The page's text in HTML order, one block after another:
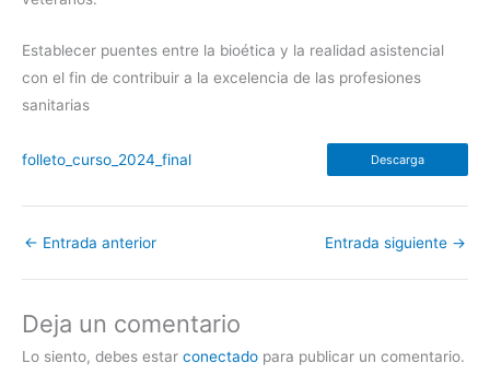
Establecer puentes entre la bioética y la realidad asistencial
con el fin de contribuir a la excelencia de las profesiones
sanitarias
folleto_curso_2024_final Descarga
← Entrada anterior Entrada siguiente →
Deja un comentario
Lo siento, debes estar conectado para publicar un comentario.